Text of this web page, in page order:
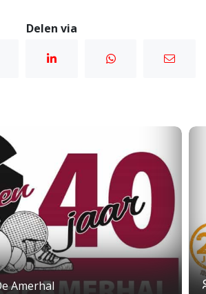
Delen via
Amerhal